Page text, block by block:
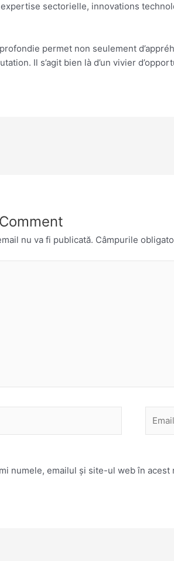
sectorielle, innovations
permet non seulement
Il s’agit bien là d’un vivier
nu va fi publicată. Câmpurile
numele, emailul și site-ul web în